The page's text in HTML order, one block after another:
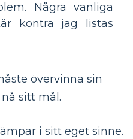
Några vanliga
kontra jag listas
övervinna sin
sitt mål.
i sitt eget sinne.